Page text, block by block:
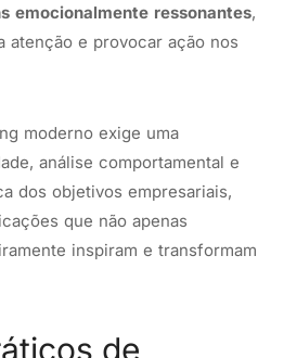
emocionalmente ressonantes,
atenção e provocar ação nos
moderno exige uma
análise comportamental e
dos objetivos empresariais,
que não apenas
inspiram e transformam
de